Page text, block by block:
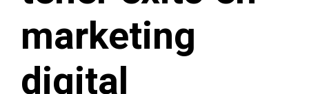
marketing
digital